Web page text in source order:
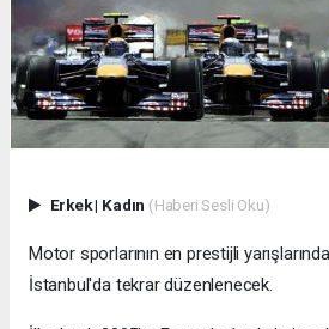
Erkek| Kadın (Haberi Sesli Oku)
Motor sporlarının en prestijli
İstanbul'da tekrar düzenlenecek.